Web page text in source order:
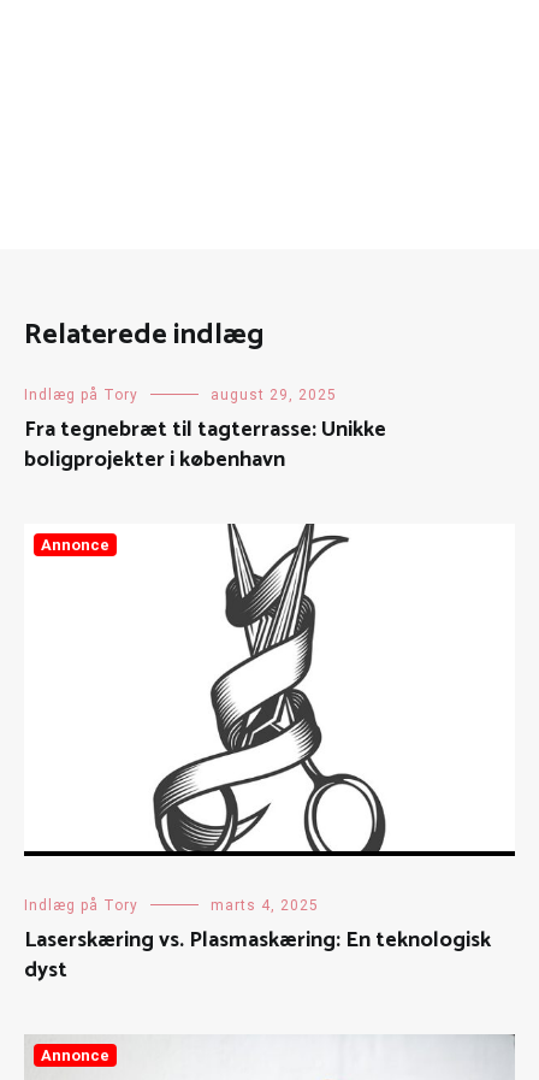
Relaterede indlæg
Indlæg på Tory august 29, 2025
Fra tegnebræt til tagterrasse: Unikke
boligprojekter i københavn
Annonce
Indlæg på Tory marts 4, 2025
Laserskæring vs. Plasmaskæring: En teknologisk
dyst
Annonce